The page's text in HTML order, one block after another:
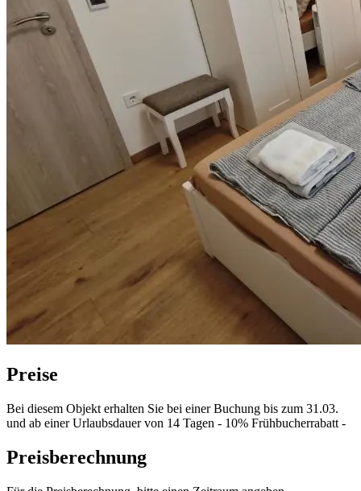
Preise
Bei diesem Objekt erhalten Sie bei einer Buchung bis zum 31.03.
und ab einer Urlaubsdauer von 14 Tagen - 10% Frühbucherrabatt -
Preisberechnung